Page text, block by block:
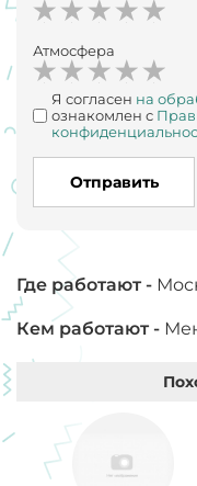
Атмосфера
Я согласен на
ознакомлен с
Отправить
Где работают -
Кем работают -